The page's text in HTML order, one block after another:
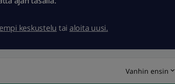
keskustelu tai aloita uusi.
Vanhin ensin